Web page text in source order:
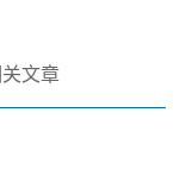
文章